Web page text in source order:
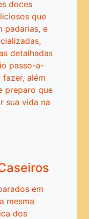
doces
que
padarias, e
detalhadas
passo-a-
fazer, além
preparo que
sua vida na
em
mesma
dos